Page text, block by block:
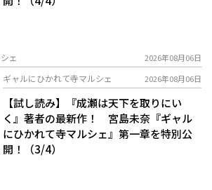
ェ 2026年08月06日
ギャルにひかれて寺マルシェ 2026年08月06日
【試し読み】『成瀬は天下を取りにい
く』著者の最新作！ 宮島未奈『ギャル
にひかれて寺マルシェ』第一章を特別公
開！（3/4）